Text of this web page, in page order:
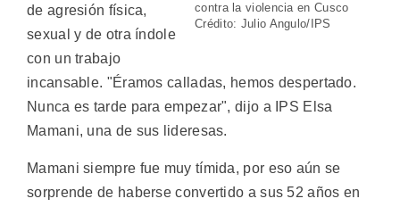
contra la violencia en Cusco
Crédito: Julio Angulo/IPS
de agresión física,
sexual y de otra índole
con un trabajo
incansable. "Éramos calladas, hemos despertado.
Nunca es tarde para empezar", dijo a IPS Elsa
Mamani, una de sus lideresas.
Mamani siempre fue muy tímida, por eso aún se
sorprende de haberse convertido a sus 52 años en